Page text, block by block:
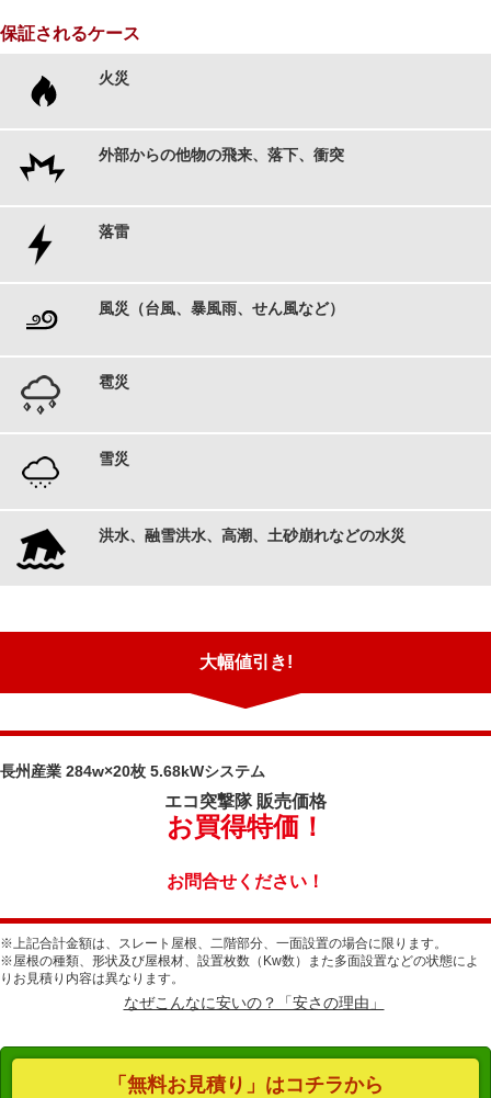
保証されるケース
火災
外部からの他物の飛来、落下、衝突
落雷
風災（台風、暴風雨、せん風など）
雹災
雪災
洪水、融雪洪水、高潮、土砂崩れなどの水災
大幅値引き!
長州産業 284w×20枚 5.68kWシステム
エコ突撃隊販売価格
お買得特価！
お問合せください！
※上記合計金額は、スレート屋根、二階部分、一面設置の場合に限ります。
※屋根の種類、形状及び屋根材、設置枚数（Kw数）また多面設置などの状態によ
りお見積り内容は異なります。
なぜこんなに安いの？「安さの理由」
「無料お見積り」はコチラから